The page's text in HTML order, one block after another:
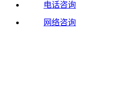
电话咨询
网络咨询